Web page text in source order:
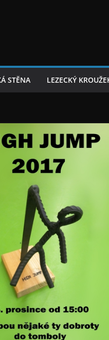
STĚNA LEZECKÝ